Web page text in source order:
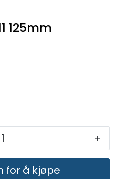
125mm
+
for å kjøpe